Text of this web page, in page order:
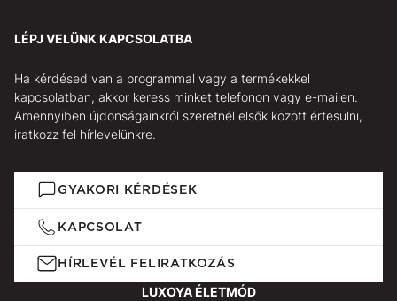
LÉPJ VELÜNK KAPCSOLATBA
Ha kérdésed van a programmal vagy a termékekkel
kapcsolatban, akkor keress minket telefonon vagy e-mailen.
Amennyiben újdonságainkról szeretnél elsők között értesülni,
iratkozz fel hírlevelünkre.
GYAKORI KÉRDÉSEK
KAPCSOLAT
HÍRLEVÉL FELIRATKOZÁS
LUXOYA ÉLETMÓD